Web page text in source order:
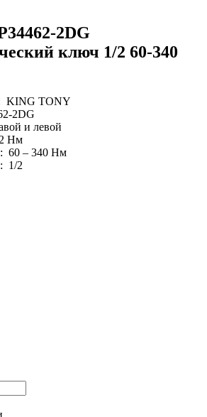
2DG
ключ 1/2 60-340
KING TONY
2DG
и левой
2 Нм
60 – 340 Нм
1/2